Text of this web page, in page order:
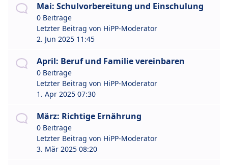
Mai: Schulvorbereitung und Einschulung
0 Beiträge
Letzter Beitrag von HiPP-Moderator
2. Jun 2025 11:45
April: Beruf und Familie vereinbaren
0 Beiträge
Letzter Beitrag von HiPP-Moderator
1. Apr 2025 07:30
März: Richtige Ernährung
0 Beiträge
Letzter Beitrag von HiPP-Moderator
3. Mär 2025 08:20